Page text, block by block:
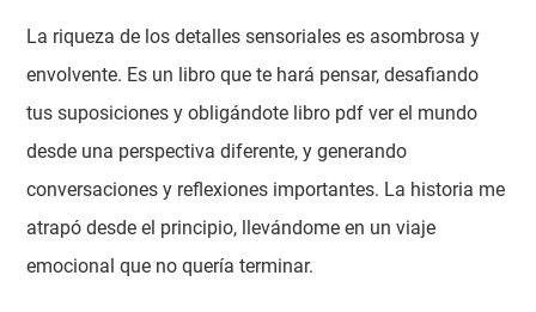
La riqueza de los detalles sensoriales es asombrosa y
envolvente. Es un libro que te hará pensar, desafiando
tus suposiciones y obligándote libro pdf ver el mundo
desde una perspectiva diferente, y generando
conversaciones y reflexiones importantes. La historia me
atrapó desde el principio, llevándome en un viaje
emocional que no quería terminar.